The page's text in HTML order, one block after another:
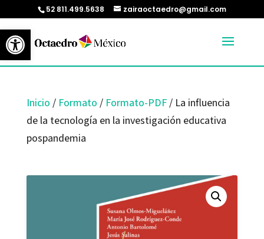
Abrir barra de herramientas
52 811.499.5638 zairaoctaedro@gmail.com
Inicio / Formato / Formato-PDF/ La influencia
de la tecnología en la investigación educativa
pospandemia